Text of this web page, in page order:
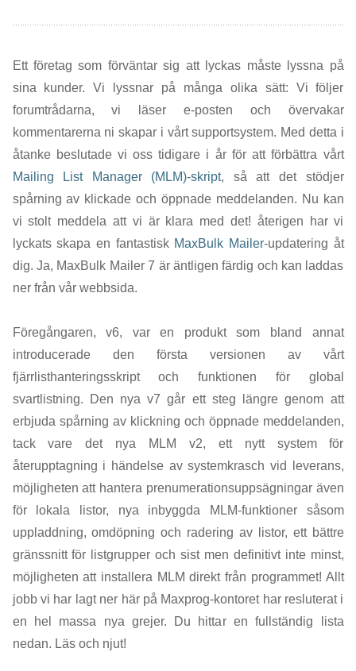
Ett företag som förväntar sig att lyckas måste lyssna på
sina kunder. Vi lyssnar på många olika sätt: Vi följer
forumtrådarna, vi läser e-posten och övervakar
kommentarerna ni skapar i vårt supportsystem. Med detta i
åtanke beslutade vi oss tidigare i år för att förbättra vårt
Mailing List Manager (MLM)-skript, så att det stödjer
spårning av klickade och öppnade meddelanden. Nu kan
vi stolt meddela att vi är klara med det! återigen har vi
lyckats skapa en fantastisk MaxBulk Mailer-updatering åt
dig. Ja, MaxBulk Mailer 7 är äntligen färdig och kan laddas
ner från vår webbsida.
Föregångaren, v6, var en produkt som bland annat
introducerade den första versionen av vårt
fjärrlisthanteringsskript och funktionen för global
svartlistning. Den nya v7 går ett steg längre genom att
erbjuda spårning av klickning och öppnade meddelanden,
tack vare det nya MLM v2, ett nytt system för
återupptagning i händelse av systemkrasch vid leverans,
möjligheten att hantera prenumerationsuppsägningar även
för lokala listor, nya inbyggda MLM-funktioner såsom
uppladdning, omdöpning och radering av listor, ett bättre
gränssnitt för listgrupper och sist men definitivt inte minst,
möjligheten att installera MLM direkt från programmet! Allt
jobb vi har lagt ner här på Maxprog-kontoret har resluterat i
en hel massa nya grejer. Du hittar en fullständig lista
nedan. Läs och njut!